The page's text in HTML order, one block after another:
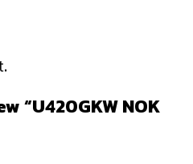
“U420GKW NOK